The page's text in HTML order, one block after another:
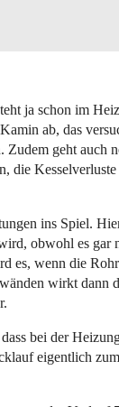
ja schon im
ab, das
Zudem geht auch
die
ins Spiel.
obwohl es gar
es, wenn die
wirkt dann
bei der
eigentlich